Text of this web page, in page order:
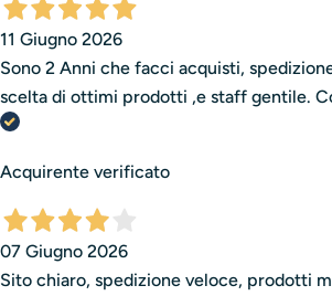
11 Giugno 2026
Sono 2 Anni che facci acquisti,
scelta di ottimi prodotti ,e staff gentile.
Acquirente verificato
07 Giugno 2026
Sito chiaro, spedizione veloce, prodotti